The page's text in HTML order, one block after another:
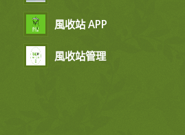
風收站 APP
風收站管理